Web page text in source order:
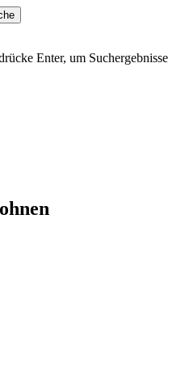
Enter, um Suchergebnisse